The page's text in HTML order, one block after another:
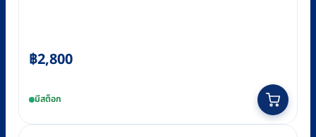
฿2,800
มีสต็อก